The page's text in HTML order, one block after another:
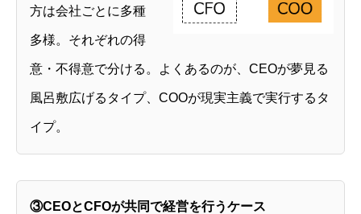
方は会社ごとに多種
多様。それぞれの得
意・不得意で分ける。よくあるのが、CEOが夢見る
風呂敷広げるタイプ、COOが現実主義で実行するタ
イプ。
③CEOとCFOが共同で経営を行うケース